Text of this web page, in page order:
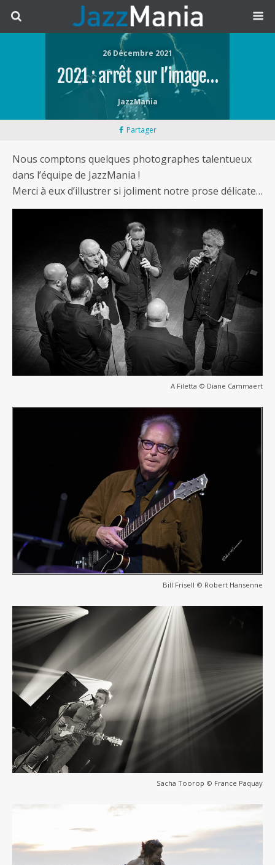
26 Décembre 2021
2021 : arrêt sur l’image…
JazzMania
Partager
Nous comptons quelques photographes talentueux
dans l’équipe de JazzMania !
Merci à eux d’illustrer si joliment notre prose délicate…
A Filetta © Diane Cammaert
Bill Frisell © Robert Hansenne
Sacha Toorop © France Paquay